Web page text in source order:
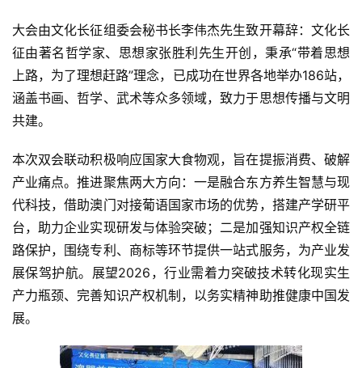
大会由文化长征组委会秘书长李伟杰先生致开幕辞：文化长
征由著名哲学家、思想家张胜利先生开创，秉承“带着思想
上路，为了理想赶路”理念，已成功在世界各地举办186站，
涵盖书画、哲学、武术等众多领域，致力于思想传播与文明
共建。
本次双会联动积极响应国家大食物观，旨在提振消费、破解
产业痛点。推进聚焦两大方向：一是融合东方养生智慧与现
代科技，借助澳门对接葡语国家市场的优势，搭建产学研平
台，助力企业实现研发与体验突破；二是加强知识产权全链
路保护，围绕专利、商标等环节提供一站式服务，为产业发
展保驾护航。展望2026，行业需着力突破技术转化现实生
产力瓶颈、完善知识产权机制，以务实精神助推健康中国发
展。